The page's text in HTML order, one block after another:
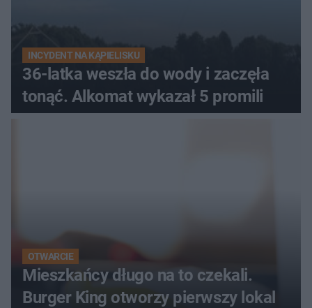
INCYDENT NA KĄPIELISKU
36-latka weszła do wody i zaczęła
tonąć. Alkomat wykazał 5 promili
OTWARCIE
Mieszkańcy długo na to czekali.
Burger King otworzy pierwszy lokal